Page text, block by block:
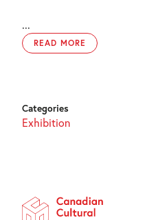
...
READ MORE
Categories
Exhibition